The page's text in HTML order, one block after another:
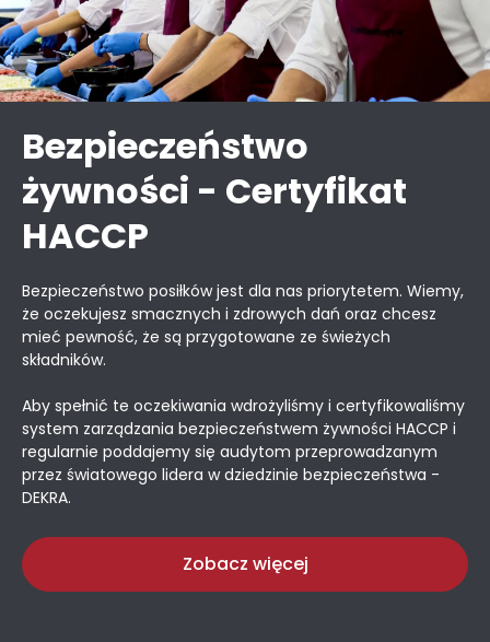
Bezpieczeństwo
żywności - Certyfikat
HACCP
Bezpieczeństwo posiłków jest dla nas priorytetem. Wiemy,
że oczekujesz smacznych i zdrowych dań oraz chcesz
mieć pewność, że są przygotowane ze świeżych
składników.
Aby spełnić te oczekiwania wdrożyliśmy i certyfikowaliśmy
system zarządzania bezpieczeństwem żywności HACCP i
regularnie poddajemy się audytom przeprowadzanym
przez światowego lidera w dziedzinie bezpieczeństwa -
DEKRA.
Zobacz więcej